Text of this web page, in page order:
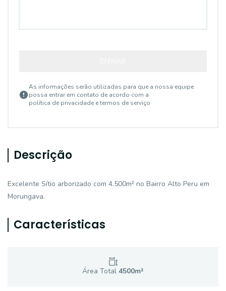
As informações serão utilizadas para que a nossa equipe
possa entrar em contato de acordo com a
política de privacidade e termos de serviço
Descrição
Excelente Sítio arborizado com 4.500m² no Bairro Alto Peru em
Morungava.
Características
Área Total 4500m²